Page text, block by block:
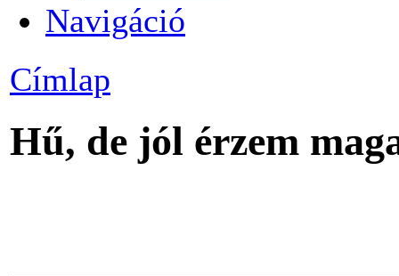
Navigáció
Címlap
Hű, de jól érzem